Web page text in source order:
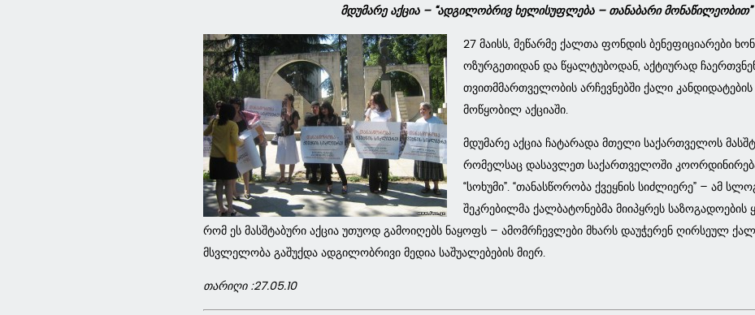
მდუმარე აქცია – “ადგილობრივ ხელისუფლება – თანაბარი მონაწილეობით”
27 მაისს, მეწარმე ქალთა ფონდის ბენეფიციარები
ოზურგეთიდან და წყალტუბოდან, აქტიურად
თვითმმართველობის არჩევნებში ქალი
მოწყობილ აქციაში.
მდუმარე აქცია ჩატარადა მთელი საქართველოს
რომელსაც დასავლეთ საქართველოში
“სოხუმი”. “თანასწორობა ქვეყნის სიძლიერე” – ამ
შეკრებილმა ქალბატონებმა მიიპყრეს საზოგადოების
რომ ეს მასშტაბური აქცია უთუოდ გამოიღებს ნაყოფს – ამომრჩევლები მხარს დაუჭერენ ღირსეულ ქალ
მსვლელობა გაშუქდა ადგილობრივი მედია საშუალებების მიერ.
თარიღი :27.05.10